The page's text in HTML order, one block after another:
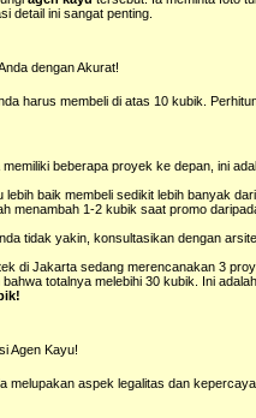
detail ini sangat penting.
dengan Akurat!
harus membeli di atas 10 kubik.
memiliki beberapa proyek ke depan, ini
lebih baik membeli sedikit lebih banyak
menambah 1-2 kubik saat promo
tidak yakin, konsultasikan dengan
di Jakarta sedang merencanakan 3
totalnya melebihi 30 kubik. Ini
Agen Kayu!
melupakan aspek legalitas dan